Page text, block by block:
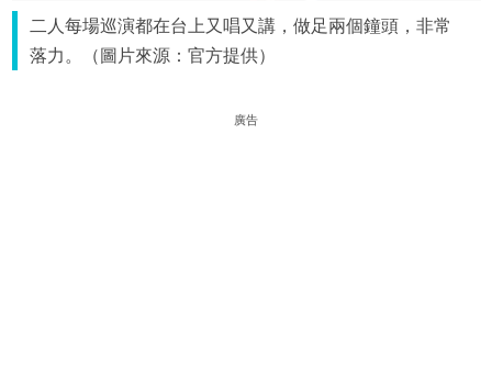
二人每場巡演都在台上又唱又講，做足兩個鐘頭，非常
落力。（圖片來源：官方提供）
廣告